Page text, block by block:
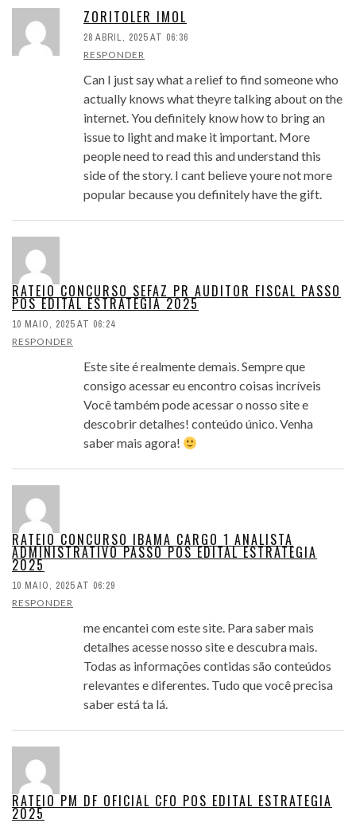
ZORITOLER IMOL
28 ABRIL, 2025 AT 06:36
RESPONDER
Can I just say what a relief to find someone who
actually knows what theyre talking about on the
internet. You definitely know how to bring an
issue to light and make it important. More
people need to read this and understand this
side of the story. I cant believe youre not more
popular because you definitely have the gift.
RATEIO CONCURSO SEFAZ PR AUDITOR FISCAL PASSO
POS EDITAL ESTRATEGIA 2025
10 MAIO, 2025 AT 06:24
RESPONDER
Este site é realmente demais. Sempre que
consigo acessar eu encontro coisas incríveis
Você também pode acessar o nosso site e
descobrir detalhes! conteúdo único. Venha
saber mais agora!
RATEIO CONCURSO IBAMA CARGO 1 ANALISTA
ADMINISTRATIVO PASSO POS EDITAL ESTRATEGIA
2025
10 MAIO, 2025 AT 06:29
RESPONDER
me encantei com este site. Para saber mais
detalhes acesse nosso site e descubra mais.
Todas as informações contidas são conteúdos
relevantes e diferentes. Tudo que você precisa
saber está ta lá.
RATEIO PM DF OFICIAL CFO POS EDITAL ESTRATEGIA
2025